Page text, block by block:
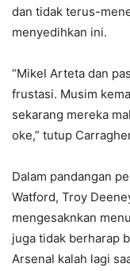
dan tidak terus-
menyedihkan ini.
“Mikel Arteta dan
frustasi. Musim
sekarang mereka
oke,” tutup
Dalam pandangan
Watford, Troy
mengesaknkan
juga tidak berharap
Arsenal kalah lagi